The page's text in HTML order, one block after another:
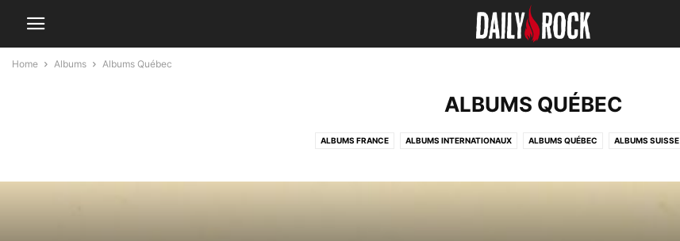
Home Albums Albums Québec
ALBUMS QUÉBEC
ALBUMS FRANCE ALBUMS INTERNATIONAUX ALBUMS QUÉBEC ALBUMS SUISSE